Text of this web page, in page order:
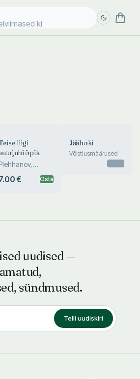
kii
liigi
õpik
Sabinin
€ Osta
Jäähoki
Võistlusmäärused
uudised —
sündmused.
Telli uudiskiri